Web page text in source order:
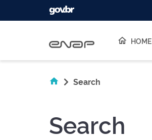
HOME
Search
Search